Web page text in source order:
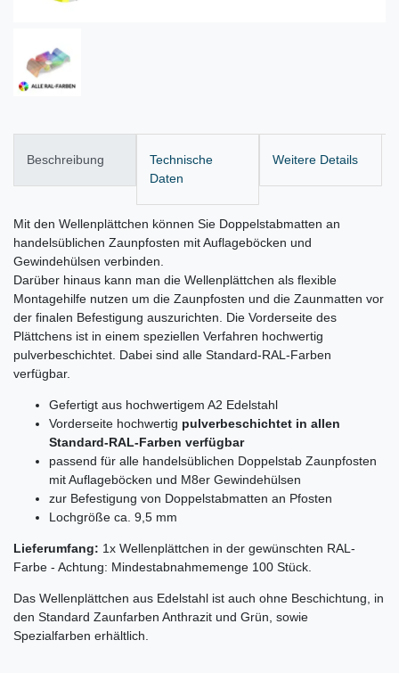
Beschreibung
Technische
Daten
Weitere Details
Mit den Wellenplättchen können Sie Doppelstabmatten an
handelsüblichen Zaunpfosten mit Auflageböcken und
Gewindehülsen verbinden.
Darüber hinaus kann man die Wellenplättchen als flexible
Montagehilfe nutzen um die Zaunpfosten und die Zaunmatten vor
der finalen Befestigung auszurichten. Die Vorderseite des
Plättchens ist in einem speziellen Verfahren hochwertig
pulverbeschichtet. Dabei sind alle Standard-RAL-Farben
verfügbar.
Gefertigt aus hochwertigem A2 Edelstahl
Vorderseite hochwertig pulverbeschichtet in allen
Standard-RAL-Farben verfügbar
passend für alle handelsüblichen Doppelstab Zaunpfosten
mit Auflageböcken und M8er Gewindehülsen
zur Befestigung von Doppelstabmatten an Pfosten
Lochgröße ca. 9,5 mm
Lieferumfang: 1x Wellenplättchen in der gewünschten RAL-
Farbe - Achtung: Mindestabnahmemenge 100 Stück.
Das Wellenplättchen aus Edelstahl ist auch ohne Beschichtung, in
den Standard Zaunfarben Anthrazit und Grün, sowie
Spezialfarben erhältlich.